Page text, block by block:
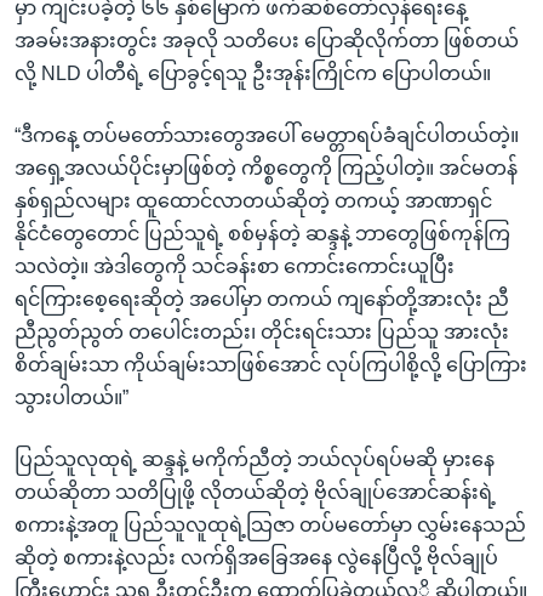
မှာ ကျင်းပခဲ့တဲ့ ၆၆ နှစ်မြောက် ဖက်ဆစ်တော်လှန်ရေးနေ့
အခမ်းအနားတွင်း အခုလို သတိပေး ပြောဆိုလိုက်တာ ဖြစ်တယ်
လို့ NLD ပါတီရဲ့ ပြောခွင့်ရသူ ဦးအုန်းကြိုင်က ပြောပါတယ်။
“ဒီကနေ့ တပ်မတော်သားတွေအပေါ် မေတ္တာရပ်ခံချင်ပါတယ်တဲ့။
အရှေ့အလယ်ပိုင်းမှာဖြစ်တဲ့ ကိစ္စတွေကို ကြည့်ပါတဲ့။ အင်မတန်
နှစ်ရှည်လများ ထူထောင်လာတယ်ဆိုတဲ့ တကယ့် အာဏာရှင်
နိုင်ငံတွေတောင် ပြည်သူရဲ့ စစ်မှန်တဲ့ ဆန္ဒနဲ့ ဘာတွေဖြစ်ကုန်ကြ
သလဲတဲ့။ အဲဒါတွေကို သင်ခန်းစာ ကောင်းကောင်းယူပြီး
ရင်ကြားစေ့ရေးဆိုတဲ့ အပေါ်မှာ တကယ် ကျနော်တို့အားလုံး ညီ
ညီညွတ်ညွတ် တပေါင်းတည်း၊ တိုင်းရင်းသား ပြည်သူ အားလုံး
စိတ်ချမ်းသာ ကိုယ်ချမ်းသာဖြစ်အောင် လုပ်ကြပါစို့လို့ ပြောကြား
သွားပါတယ်။”
ပြည်သူလုထုရဲ့ ဆန္ဒနဲ့ မကိုက်ညီတဲ့ ဘယ်လုပ်ရပ်မဆို မှားနေ
တယ်ဆိုတာ သတိပြုဖို့ လိုတယ်ဆိုတဲ့ ဗိုလ်ချုပ်အောင်ဆန်းရဲ့
စကားနဲ့အတူ ပြည်သူလူထုရဲ့သြဇာ တပ်မတော်မှာ လွှမ်းနေသည်
ဆိုတဲ့ စကားနဲ့လည်း လက်ရှိအခြေအနေ လွဲနေပြီလို့ ဗိုလ်ချုပ်
ကြီးဟောင်း သူရ ဦးတင်ဦးက ထောက်ပြခဲ့တယ်လု့ိ ဆိုပါတယ်။